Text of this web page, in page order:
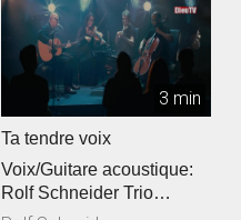
3 min
Ta tendre voix
Voix/Guitare acoustique:
Rolf Schneider Trio